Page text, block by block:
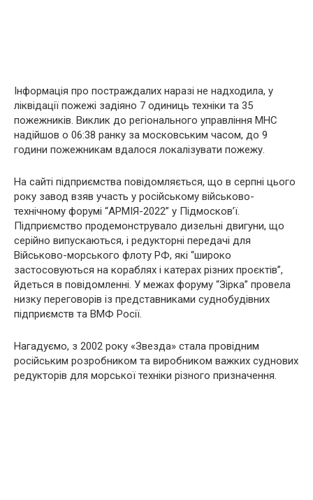
Інформація про постраждалих наразі не надходила, у
ліквідації пожежі задіяно 7 одиниць техніки та 35
пожежників. Виклик до регіонального управління МНС
надійшов о 06:38 ранку за московським часом, до 9
години пожежникам вдалося локалізувати пожежу.
На сайті підприємства повідомляється, що в серпні цього
року завод взяв участь у російському військово-
технічному форумі “АРМІЯ-2022” у Підмосков’ї.
Підприємство продемонструвало дизельні двигуни, що
серійно випускаються, і редукторні передачі для
Військово-морського флоту РФ, які “широко
застосовуються на кораблях і катерах різних проєктів”,
йдеться в повідомленні. У межах форуму “Зірка” провела
низку переговорів із представниками суднобудівних
підприємств та ВМФ Росії.
Нагадуємо, з 2002 року «Звезда» стала провідним
російським розробником та виробником важких суднових
редукторів для морської техніки різного призначення.